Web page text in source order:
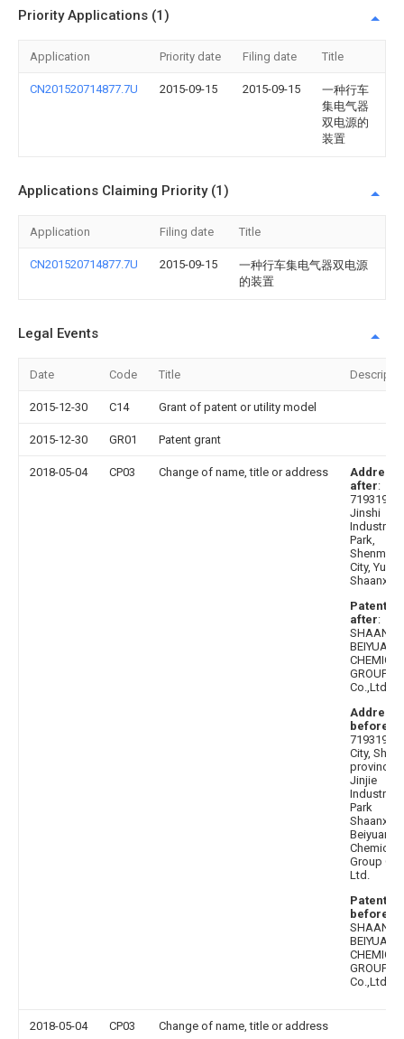
Priority Applications (1)
Application Priority date Filing date Title
CN201520714877.7U 2015-09-15 2015-09-15
一种行车
集电气器
双电源的
装置
Applications Claiming Priority (1)
Application Filing date Title
CN201520714877.7U 2015-09-15
一种行车集电气器双电源
的装置
Legal Events
Date Code Title
2015-12-30 C14 Grant of patent or utility model
2015-12-30 GR01 Patent grant
2018-05-04 CP03 Change of name, title or address
Address
after:
719319
Jinshi
Industrial
Park,
Shenmu
City, Yulin,
Shaanxi
Patentee
after:
SHAANXI
BEIYUAN
GROUP
Co.,Ltd.
Address
before
719319
City,
province
Jinjie
Industrial
Park
Shaanxi
Beiyuan
Chemical
Group Co.
Ltd.
Patentee
before
SHAANXI
BEIYUAN
GROUP
Co.,Ltd.
2018-05-04 CP03 Change of name, title or address